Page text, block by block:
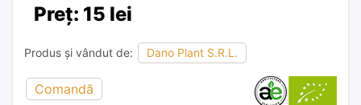
Preț: 15 lei
Produs și vândut de: Dano Plant S.R.L.
Comandă